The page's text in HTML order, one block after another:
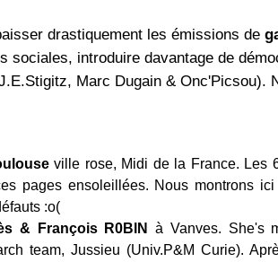
drastiquement les émissions de
sociales, introduire davantage de
Marc Dugain & Onc'Picsou).
ville rose, Midi de la France. Les
pages ensoleillées. Nous montrons
:o(
& François R0BlN
à Vanves. She's
team, Jussieu (Univ.P&M Curie).